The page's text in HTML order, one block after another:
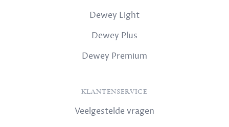
Dewey Light
Dewey Plus
Dewey Premium
KLANTENSERVICE
Veelgestelde vragen